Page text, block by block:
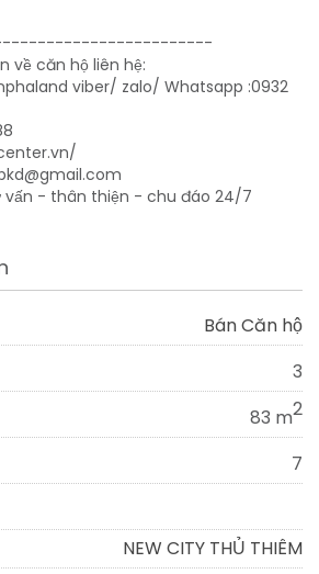
về căn hộ liên hệ:
viber/ zalo/ Whatsapp :0932
vấn - thân thiện - chu đáo 24/7
Bán Căn hộ
3
83 m2
7
NEW CITY THỦ THIÊM